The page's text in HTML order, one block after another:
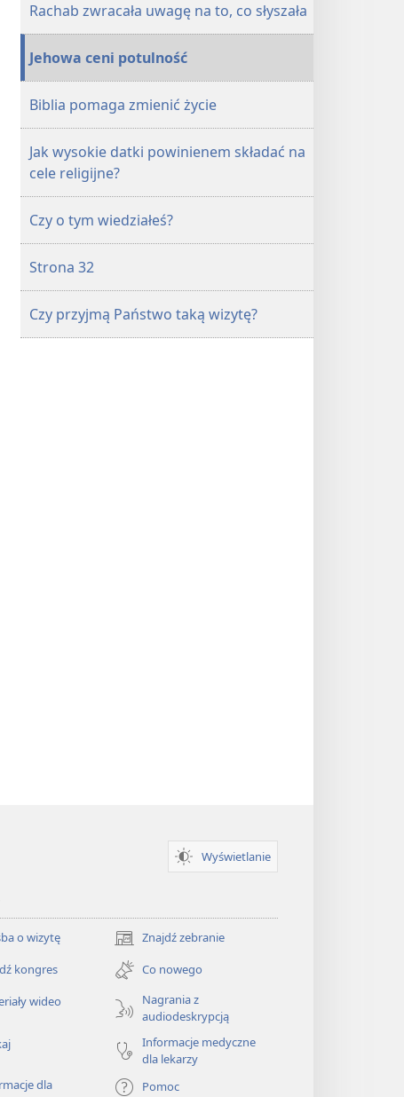
Rachab zwracała uwagę na to, co słyszała
Jehowa ceni potulność
Biblia pomaga zmienić życie
Jak wysokie datki powinienem składać na
cele religijne?
Czy o tym wiedziałeś?
Strona 32
Czy przyjmą Państwo taką wizytę?
Wyświetlanie
o wizytę Znajdź zebranie
(opens
new
window)
kongres
Co nowego
wideo
Nagrania z
audiodeskrypcją
Informacje medyczne
dla lekarzy
dla
Pomoc